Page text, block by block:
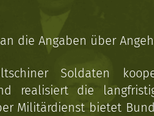
die Angaben über
Soldaten
realisiert die
Militärdienst bietet